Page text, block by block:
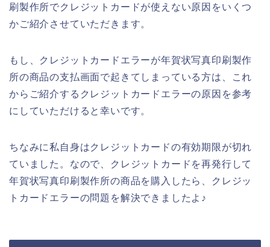
刷製作所でクレジットカードが使えない原因をいくつ
かご紹介させていただきます。
もし、クレジットカードエラーが年賀状写真印刷製作
所の商品の支払画面で起きてしまっている方は、これ
からご紹介するクレジットカードエラーの原因を参考
にしていただけると幸いです。
ちなみに私自身はクレジットカードの有効期限が切れ
ていました。なので、クレジットカードを再発行して
年賀状写真印刷製作所の商品を購入したら、クレジッ
トカードエラーの問題を解決できましたよ♪